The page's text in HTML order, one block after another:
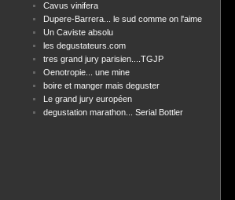
Cavus vinifera
Dupere-Barrera... le sud comme on l'aime
Un Caviste absolu
les degustateurs.com
tres grand jury parisien....TGJP
Oenotropie... une mine
boire et manger mais deguster
Le grand jury européen
degustation marathon... Serial Bottler